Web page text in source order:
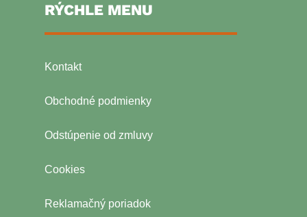
RÝCHLE MENU
Kontakt
Obchodné podmienky
Odstúpenie od zmluvy
Cookies
Reklamačný poriadok